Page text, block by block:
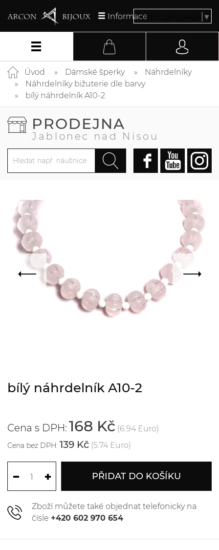
InformaceSelect Language ▼
Úvod Dámské šperky
Náhrdelníky
Náhrdelníky bižuterie dle barvy
bílý náhrdelník A10-2
PRODEJNA
Jablonec nad Nisou
bílý náhrdelník A10-2
Cena s DPH: 168 Kč (6.94 Euro)
Cena bez DPH: 139 Kč (5.74 Euro)
PŘIDAT DO KOŠÍKU
Zboží můžete také objednat telefonicky na
čísle +420 602 970 654